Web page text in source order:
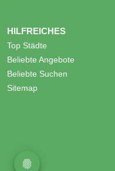
HILFREICHES
Top Städte
Beliebte Angebote
Beliebte Suchen
Sitemap